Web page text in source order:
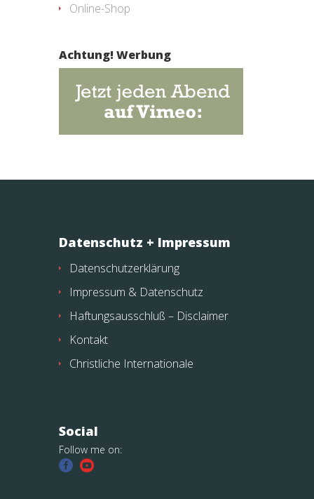
Online-Shop
Achtung! Werbung
Datenschutz + Impressum
Datenschutzerklärung
Impressum & Datenschutz
Haftungsausschluß – Disclaimer
Kontakt
Christliche Internationale
Social
Follow me on: